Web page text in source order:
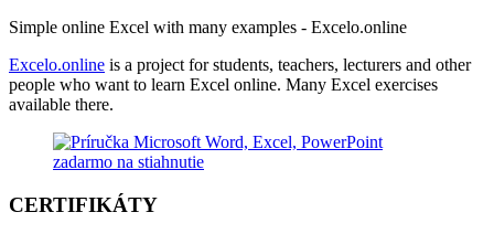
Simple online Excel with many examples - Excelo.online
Excelo.online is a project for students, teachers, lecturers and other
people who want to learn Excel online. Many Excel exercises
available there.
CERTIFIKÁTY